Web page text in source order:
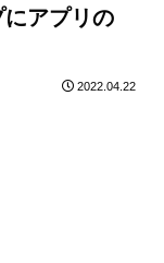
にアプリの
2022.04.22